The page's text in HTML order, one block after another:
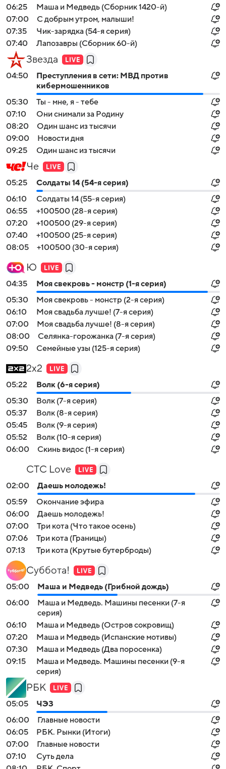
06:25
Маша и Медведь (Сборник 1420-й)
07:00
С добрым утром, малыши!
07:35
Чик-зарядка (54-я серия)
07:40
Лапозавры (Сборник 60-й)
Звезда
04:50
Преступления в сети: МВД против
кибермошенников
05:30
Ты - мне, я - тебе
07:10
Они снимали за Родину
08:20
Один шанс из тысячи
09:00
Новости дня
09:25
Один шанс из тысячи
Че
05:25
Солдаты 14 (54-я серия)
06:10
Солдаты 14 (55-я серия)
06:55
+100500 (28-я серия)
07:20
+100500 (29-я серия)
07:40
+100500 (25-я серия)
08:05
+100500 (30-я серия)
Ю
04:35
Моя свекровь - монстр (1-я серия)
05:30
Моя свекровь - монстр (2-я серия)
06:10
Моя свадьба лучше! (7-я серия)
07:00
Моя свадьба лучше! (8-я серия)
08:00
Селянка-горожанка (7-я серия)
09:50
Семейные узы (125-я серия)
2x2
05:22
Волк (6-я серия)
05:30
Волк (7-я серия)
05:37
Волк (8-я серия)
05:45
Волк (9-я серия)
05:52
Волк (10-я серия)
06:00
Скинь видос (1-я серия)
СТС Love
02:00
Даешь молодежь!
05:59
Окончание эфира
06:00
Даешь молодежь!
07:00
Три кота (Что такое осень)
07:06
Три кота (Границы)
07:13
Три кота (Крутые бутерброды)
Суббота!
05:00
Маша и Медведь (Грибной дождь)
06:00
Маша и Медведь. Машины песенки (7-я
серия)
06:10
Маша и Медведь (Остров сокровищ)
07:20
Маша и Медведь (Испанские мотивы)
07:30
Маша и Медведь (Два поросенка)
09:15
Маша и Медведь. Машины песенки (9-я
серия)
РБК
05:05
ЧЭЗ
06:00
Главные новости
06:05
РБК. Рынки (Итоги)
07:00
Главные новости
07:10
Суть дела